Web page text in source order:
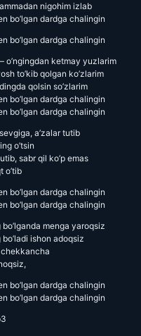
nigohim izlab
bo’lgan dardga chalingin
bo’lgan dardga chalingin
o’ngingdan ketmay yuzlarim
to’kib qolgan ko’zlarim
qolsin so’zlarim
bo’lgan dardga chalingin
bo’lgan dardga chalingin
a’zalar tutib
o’tsin
sabr qil ko’p emas
o’tib
bo’lgan dardga chalingin
bo’lgan dardga chalingin
bo’lganda menga yaroqsiz
bo’ladi ishon adoqsiz
chekkancha
bo’lgan dardga chalingin
bo’lgan dardga chalingin